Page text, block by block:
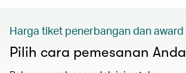
Harga tiket penerbangan dan award
Pilih cara pemesanan Anda